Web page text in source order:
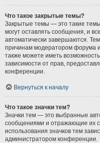
Что такое закрытые темы?
Закрытые темы — это такие
могут оставлять сообщения, и
автоматически завершаются.
причинам модератором форума
также можете иметь
зависимости от прав,
конференции.
Вернуться к началу
Что такое значки тем?
Значки тем — это выбранные
сообщениями и отражающие их
использования значков тем
администратором конференции.